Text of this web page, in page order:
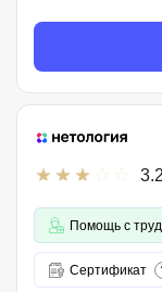
3.2
Помощь с
Сертификат